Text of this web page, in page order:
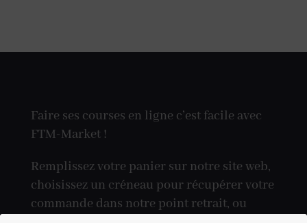
Faire ses courses en ligne c’est facile avec
FTM-Market !
Remplissez votre panier sur notre site web,
choisissez un créneau pour récupérer votre
commande dans notre point retrait, ou